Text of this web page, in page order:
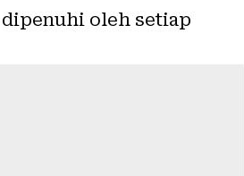
oleh setiap